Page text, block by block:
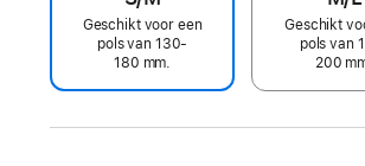
Geschikt voor een
pols van 130-
180 mm.
Geschikt
pols van
200